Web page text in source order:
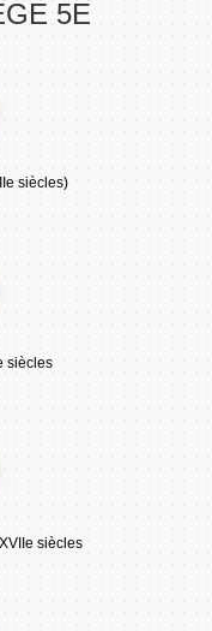
5E
siècles)
siècles
siècles